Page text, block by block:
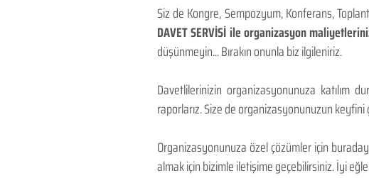
Siz de Kongre, Sempozyum, Konferans,
DAVET SERVİSİ ile organizasyon
düşünmeyin... Bırakın onunla biz ilgileniriz.
Davetlilerinizin organizasyonunuza katılım
raporlarız. Size de organizasyonunuzun keyfini
Organizasyonunuza özel çözümler için
almak için bizimle iletişime geçebilirsiniz. İyi